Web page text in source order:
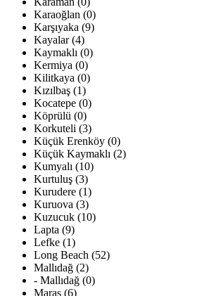
Karaoğlan (0)
Karşıyaka (9)
Kayalar (4)
Kaymaklı (0)
Kermiya (0)
Kilitkaya (0)
Kızılbaş (1)
Kocatepe (0)
Köprülü (0)
Korkuteli (3)
Küçük Erenköy (0)
Küçük Kaymaklı (2)
Kumyalı (10)
Kurtuluş (3)
Kurudere (1)
Kuruova (3)
Kuzucuk (10)
Lapta (9)
Lefke (1)
Long Beach (52)
Mallıdağ (2)
- Mallıdağ (0)
Maraş (6)